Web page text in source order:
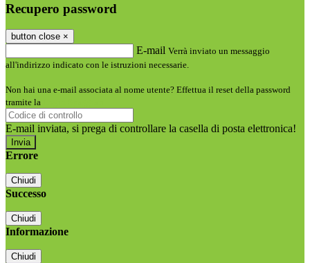
Recupero password
button close ×
E-mail Verrà inviato un messaggio
all'indirizzo indicato con le istruzioni necessarie.
Non hai una e-mail associata al nome utente? Effettua il reset della password
tramite la
E-mail inviata, si prega di controllare la casella di posta elettronica!
Errore
Chiudi
Successo
Chiudi
Informazione
Chiudi